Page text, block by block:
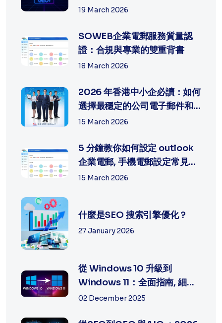
擊?
19 March 2026
SOWEB企業電郵服務質量認
證：合規與專業的雙重背書
18 March 2026
2026 年香港中小企必讀：如何
選擇最穩定的公司電子郵件和
網頁製...
15 March 2026
5 分鐘教你如何設定 outlook
企業電郵, 手機電郵設定常見問
題排...
15 March 2026
什麼是SEO 搜索引擎優化 ?
27 January 2026
從 Windows 10 升級到
Windows 11：全面指南, 細節
及方法
02 December 2025